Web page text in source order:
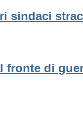
sindaci
fronte di